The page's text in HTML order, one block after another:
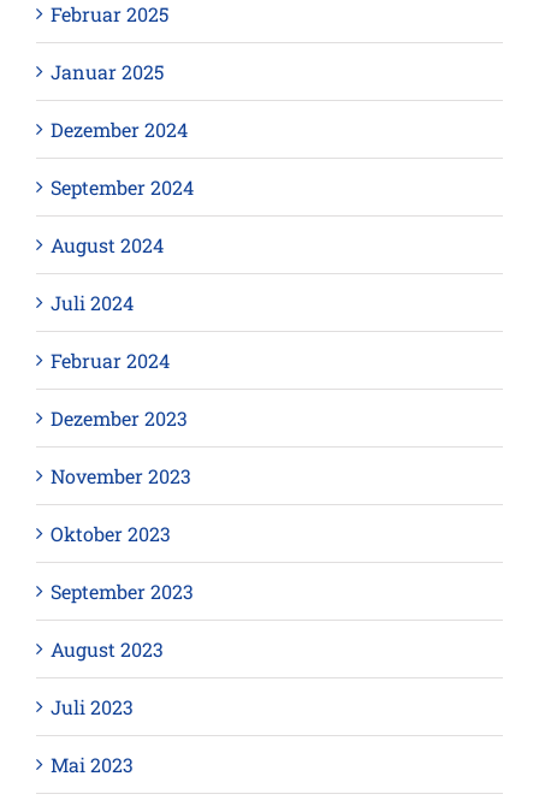
Februar 2025
Januar 2025
Dezember 2024
September 2024
August 2024
Juli 2024
Februar 2024
Dezember 2023
November 2023
Oktober 2023
September 2023
August 2023
Juli 2023
Mai 2023